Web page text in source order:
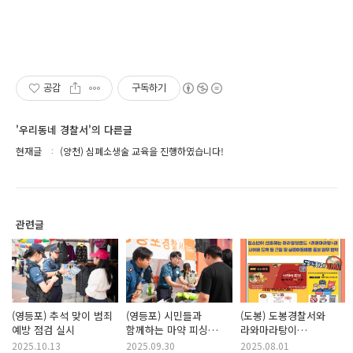
공감 구독하기
'우리동네 경찰서'의 다른글
현재글 (양천) 심폐소생술 교육을 진행하였습니다!
관련글
(영등포) 추석 맞이 범죄
예방 점검 실시
2025.10.13
(영등포) 시민들과
함께하는 마약 피싱
근절 캠페인
2025.09.30
(도봉) 도봉경찰서와
라와마라탕이
뭉쳤습니다!
2025.08.01